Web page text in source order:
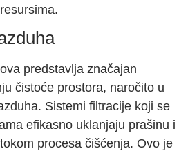
predstavlja značajan
čistoće prostora, naročito u
Sistemi filtracije koji se
efikasno uklanjaju prašinu i
procesa čišćenja. Ovo je